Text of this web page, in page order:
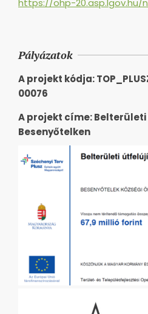
Pályázatok
A projekt kódja:
00076
A projekt címe:
Besenyőtelken